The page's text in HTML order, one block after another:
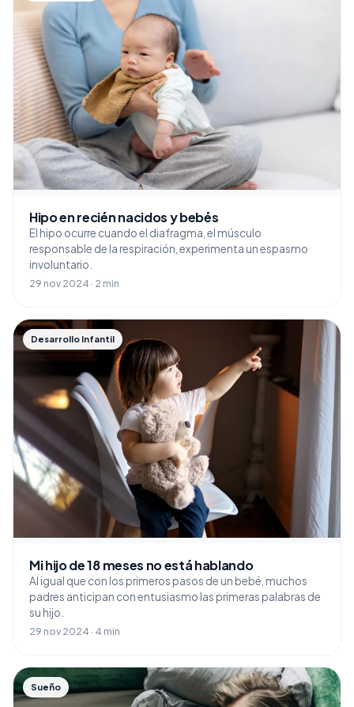
Hipo en recién nacidos y bebés
El hipo ocurre cuando el diafragma, el músculo
responsable de la respiración, experimenta un espasmo
involuntario.
29 nov 2024 · 2 min
Desarrollo Infantil
Mi hijo de 18 meses no está hablando
Al igual que con los primeros pasos de un bebé, muchos
padres anticipan con entusiasmo las primeras palabras de
su hijo.
29 nov 2024 · 4 min
Sueño